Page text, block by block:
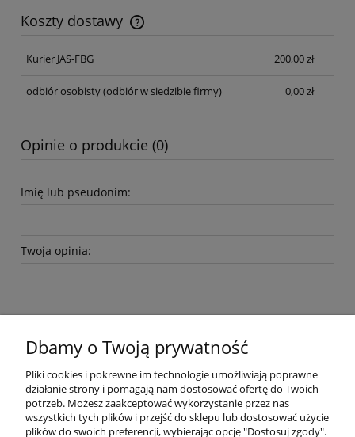
Koszty dostawy
Cena nie zawiera ewentualnych kosztów płatności
Kurier JAS-FBG
200,00 zł
odbiór osobisty(odbiór w siedzibie firmy) 0,00 zł
Opinie o produkcie (0)
Imię lub pseudonim:
Twoja opinia:
Moje konto
Dbamy o Twoją prywatność
Pliki cookies i pokrewne im technologie umożliwiają poprawne
działanie strony i pomagają nam dostosować ofertę do Twoich
potrzeb. Możesz zaakceptować wykorzystanie przez nas
wszystkich tych plików i przejść do sklepu lub dostosować użycie
plików do swoich preferencji, wybierając opcję "Dostosuj zgody".